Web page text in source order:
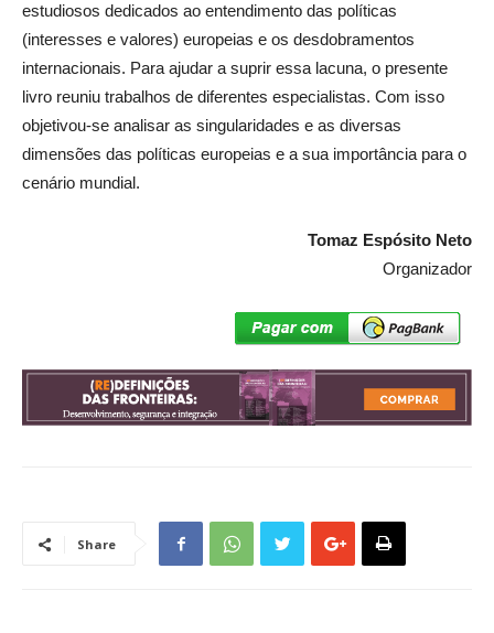
estudiosos dedicados ao entendimento das políticas
(interesses e valores) europeias e os desdobramentos
internacionais. Para ajudar a suprir essa lacuna, o presente
livro reuniu trabalhos de diferentes especialistas. Com isso
objetivou-se analisar as singularidades e as diversas
dimensões das políticas europeias e a sua importância para o
cenário mundial.
Tomaz Espósito Neto
Organizador
Share